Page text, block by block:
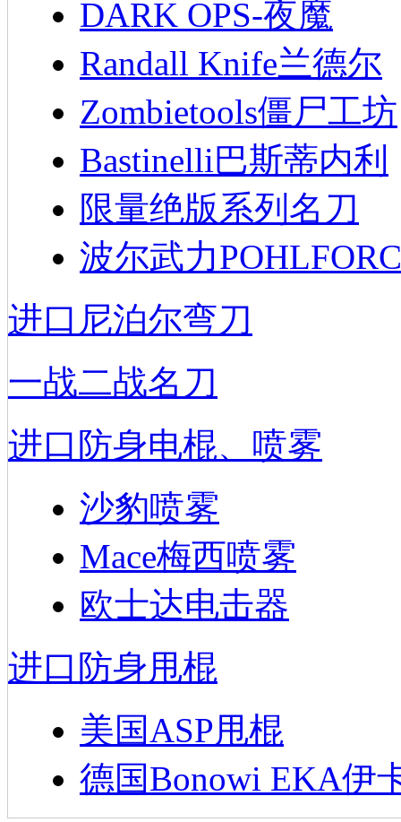
DARK OPS-夜魔
Randall Knife兰德尔
Zombietools僵尸工坊
Bastinelli巴斯蒂内利
限量绝版系列名刀
波尔武力
进口尼泊尔弯刀
一战二战名刀
进口防身电棍、喷雾
沙豹喷雾
Mace梅西喷雾
欧士达电击器
进口防身甩棍
美国ASP甩棍
德国Bonowi EKA伊